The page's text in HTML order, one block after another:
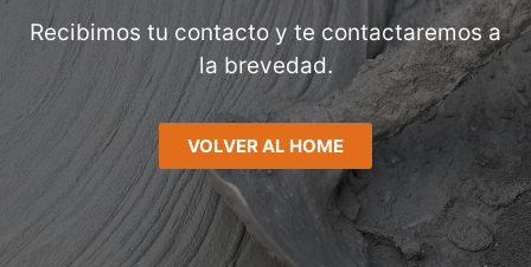
Recibimos tu contacto y te contactaremos a
la brevedad.
VOLVER AL HOME